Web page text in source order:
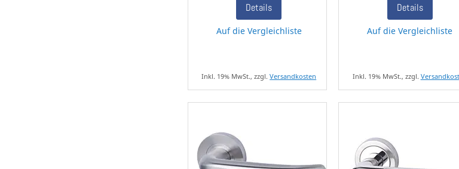
Details
Auf die Vergleichliste
Inkl. 19% MwSt., zzgl.Versandkosten
Details
Auf die Vergleichliste
Inkl. 19% MwSt., zzgl.